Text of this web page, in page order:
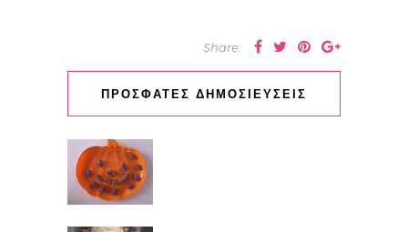
Share:
ΠΡΟΣΦΑΤΕΣ ΔΗΜΟΣΙΕΥΣΕΙΣ